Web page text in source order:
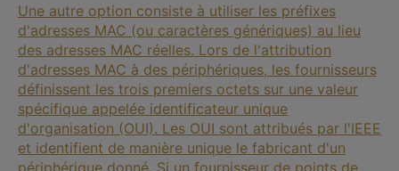
Une autre option consiste à utiliser les préfixes
d'adresses MAC (ou caractères génériques) au lieu
des adresses MAC réelles. Lors de l'attribution
d'adresses MAC à des périphériques, les fournisseurs
définissent les trois premiers octets sur une valeur
spécifique appelée identificateur unique
d'organisation (OUI). Les OUI sont attribués par l'IEEE
et identifient de manière unique le fabricant d'un
périphérique donné. Si un fournisseur de points de